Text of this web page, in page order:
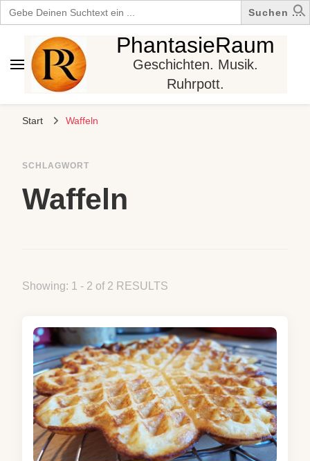
Search
for:
PhantasieRaum
Geschichten. Musik.
Ruhrpott.
Start Waffeln
SCHLAGWORT
Waffeln
Showing: 1 - 2 of 2 RESULTS